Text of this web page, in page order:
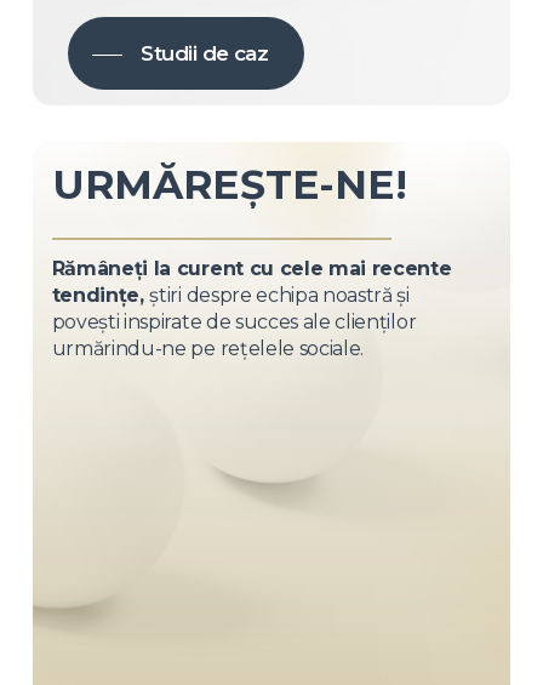
Studii de caz
URMĂREȘTE-NE!
Rămâneți la curent cu cele mai recente
tendințe,știri despre echipa noastră și
povești inspirate de succes ale clienților
urmărindu-ne pe rețelele sociale.